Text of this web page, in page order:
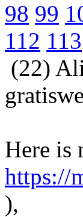
98 99
112 113
(22)
Here is
https://
),